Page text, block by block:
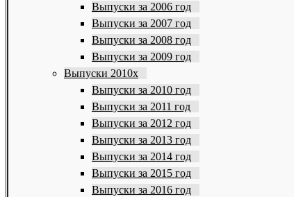
Выпуски за 2006 год
Выпуски за 2007 год
Выпуски за 2008 год
Выпуски за 2009 год
Выпуски 2010х
Выпуски за 2010 год
Выпуски за 2011 год
Выпуски за 2012 год
Выпуски за 2013 год
Выпуски за 2014 год
Выпуски за 2015 год
Выпуски за 2016 год